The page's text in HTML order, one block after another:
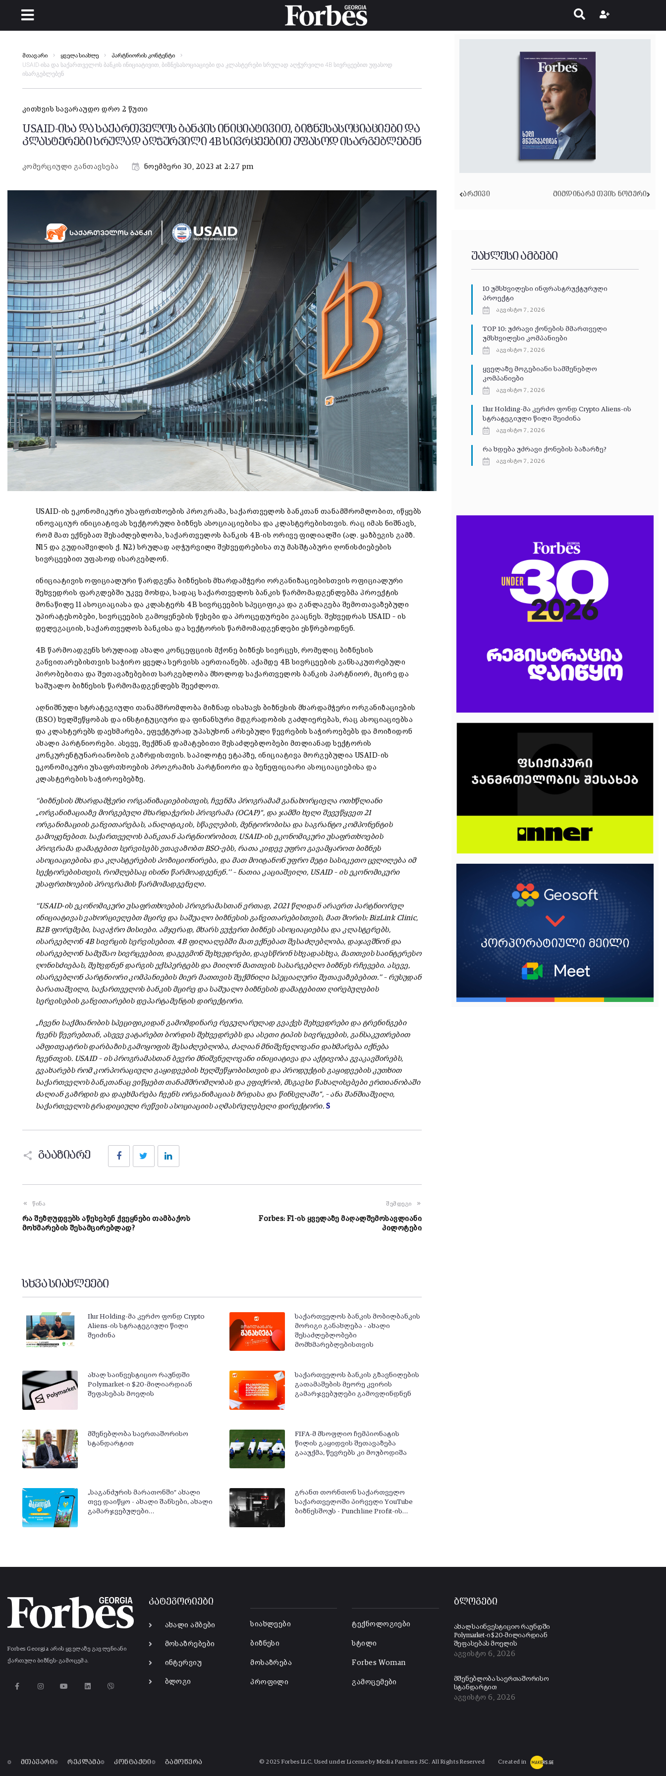
მთავარი ყველა სიახლე პარტნიორის კონტენტი
USAID-ისა და საქართველოს ბანკის ინიციატივით, ბიზნესასოციაციები და კლასტერები სრულად აღჭურვილი 4B სივრცეებით უფასოდ
ისარგებლებენ
კითხვის სავარაუდო დრო 2 წუთი
USAID-ისა და საქართველოს ბანკის ინიციატივით, ბიზნესასოციაციები და
კლასტერები სრულად აღჭურვილი 4B სივრცეებით უფასოდ ისარგებლებენ
კომერციული განთავსება ნოემბერი 30, 2023 at 2:27 pm
USAID-ის ეკონომიკური უსაფრთხოების პროგრამა, საქართველოს ბანკთან თანამშრომლობით, იწყებს
ინოვაციურ ინიციატივას სექტორული ბიზნეს ასოციაციებისა და კლასტერებისთვის. რაც იმას ნიშნავს,
რომ მათ ექნებათ შესაძლებლობა, საქართველოს ბანკის 4B-ის ორივე ფილიალში (ალ. ყაზბეგის გამზ.
N15 და გუდიაშვილის ქ. N2) სრულად აღჭურვილი შეხვედრებისა თუ მასშტაბური ღონისძიებების
სივრცეებით უფასოდ ისარგებლონ.
ინიციატივის ოფიციალური წარდგენა ბიზნესის მხარდამჭერი ორგანიზაციებისთვის ოფიციალური
შეხვედრის ფარგლებში უკვე მოხდა, სადაც საქართველოს ბანკის წარმომადგენლებმა პროექტის
მონაწილე 11 ასოციაციასა და კლასტერს 4B სივრცეების სპეციფიკა და განლაგება შემოთავაზებული
უპირატესობები, სივრცეების გამოყენების წესები და პროცედურები გააცნეს. შეხვედრას USAID – ის
დელეგაციის, საქართველოს ბანკისა და სექტორის წარმომადგენლები ესწრებოდნენ.
4B წარმოადგენს სრულიად ახალი კონცეფციის მქონე ბიზნეს სივრცეს, რომელიც ბიზნესის
განვითარებისთვის საჭირო ყველა სერვისს აერთიანებს. აქამდე 4B სივრცეების განსაკუთრებული
პირობებითა და შეთავაზებებით სარგებლობა მხოლოდ საქართველოს ბანკის პარტნიორ, მცირე და
საშუალო ბიზნესის წარმომადგენლებს შეეძლოთ.
აღნიშნული სტრატეგიული თანამშრომლობა მიზნად ისახავს ბიზნესის მხარდამჭერი ორგანიზაციების
(BSO) ხელშეწყობას და ინსტიტუციური და ფინანსური მდგრადობის გაძლიერებას, რაც ასოციაციებსა
და კლასტერებს დაეხმარება, ეფექტურად უპასუხონ არსებული წევრების საჭიროებებს და მოიზიდონ
ახალი პარტნიორები. ასევე, შექმნან დამატებითი შესაძლებლობები მთლიანად სექტორის
კონკურენტუნარიანობის გაზრდისთვის. საპილოტე ეტაპზე, ინიციატივა მორგებულია USAID-ის
ეკონომიკური უსაფრთხოების პროგრამის პარტნიორი და ბენეფიციარი ასოციაციებისა და
კლასტერების საჭიროებებზე.
‘’ბიზნესის მხარდამჭერი ორგანიზაციებისთვის, ჩვენმა პროგრამამ განახორციელა ოთხწლიანი
„ორგანიზაციაზე მორგებული მხარდაჭერის პროგრამა (OCAP)“, და ჯამში ხელი შევუწყვეთ 21
ორგანიზაციის განვითარებას, ანალიტიკის, სწავლების, მენტორობისა და საგრანტო კომპონენტის
გამოყენებით. საქართველოს ბანკთან პარტნიორობით, USAID-ის ეკონომიკური უსაფრთხოების
პროგრამა დამატებით სერვისებს ვთავაზობთ BSO-ებს, რათა კიდევ უფრო გავამყაროთ ბიზნეს
ასოციაციებისა და კლასტერების პოზიციონირება, და მათ მოიტანონ უფრო მეტი სასიკეთო ცვლილება იმ
სექტორებისთვის, რომლებსაც ისინი წარმოადგენენ.’’ – ნათია კაციაშვილი, USAID – ის ეკონომიკური
უსაფრთხოების პროგრამის წარმომადგენელი.
‘‘USAID-ის ეკონომიკური უსაფრთხოების პროგრამასთან ერთად, 2021 წლიდან არაერთ პარტნიორულ
ინიციატივას ვახორციელებთ მცირე და საშუალო ბიზნესის განვითარებისთვის, მათ შორის: BizLink Clinic,
B2B ფორუმები, სავაჭრო მისიები. ამჯერად, მხარს ვუჭერთ ბიზნეს ასოციაციებსა და კლასტერებს,
ისარგებლონ 4B სივრცის სერვისებით. 4B ფილიალებში მათ ექნებათ შესაძლებლობა, დაჯავშნონ და
ისარგებლონ სამუშაო სივრცეებით, დაგეგმონ შეხვედრები, დაესწრონ სხვადასხვა, მათთვის საინტერესო
ღონისძიებას, შეხვდნენ დარგის ექსპერტებს და მიიღონ მათთვის სასარგებლო ბიზნეს რჩევები. ასევე,
ისარგებლონ პარტნიორი კომპანიების მიერ მათთვის შექმნილი სპეციალური შეთავაზებებით.’’ – რუსუდან
ბარათაშვილი, საქართველოს ბანკის მცირე და საშუალო ბიზნესის დამატებითი ღირებულების
სერვისების განვითარების დეპარტამენტის დირექტორი.
„ჩვენი საქმიანობის სპეციფიკიდან გამომდინარე რეგულარულად გვაქვს შეხვედრები და ტრენინგები
ჩვენს წევრებთან, ასევე ვატარებთ ბორდის შეხვედრებს და ასეთი ტიპის სივრცეების, განსაკუთრებით
ამფითეატრის დარბაზის გამოყოფის შესაძლებლობა, ძალიან მნიშვნელოვანი დახმარება იქნება
ჩვენთვის. USAID – ის პროგრამასთან ბევრი მნიშვნელოვანი ინიციატივა და აქტივობა გვაკავშირებს,
გვახარებს რომ კორპორაციული გაყიდვების ხელშეწყობისთვის და პროდუქტის გაყიდვების კუთხით
საქართველოს ბანკთანაც ვიწყებთ თანამშრომლობას და ვფიქრობ, მსგავსი წახალისებები ერთიანობაში
ძალიან გაზრდის და დაეხმარება ჩვენს ორგანიზაციას ზრდასა და წინსვლაში“, – ანა შანშიაშვილი,
საქართველოს ტრადიციული რეწვის ასოციაციის აღმასრულებელი დირექტორი. S
გააზიარე
FacebookTwitter
წინა
რა შეზღუდვებს აწესებენ ქვეყნები თამბაქოს
მოხმარების შესამცირებლად?
შემდეგი
Forbes: F1-ის ყველაზე მაღალშემოსავლიანი
პილოტები
სხვა სიახლეები
Ilur Holding-მა კერძო ფონდ Crypto
Aliens-ის სტრატეგიული წილი
შეიძინა
საქართველოს ბანკის მობილბანკის
მორიგი განახლება - ახალი
შესაძლებლობები
მომხმარებლებისთვის
ახალ საინვესტიციო რაუნდში
Polymarket-ი $20-მილიარდიან
შეფასებას მოელის
საქართველოს ბანკის გზავნილების
გათამაშების მეორე კვირის
გამარჯვებულები გამოვლინდნენ
მშენებლობა საერთაშორისო
სტანდარტით
FIFA-მ მსოფლიო ჩემპიონატის
წილის გაყიდვის შეთავაზება
გააუქმა, წევრებს კი მოუბოდიშა
„საგანძურის მარათონში“ ახალი
თვე დაიწყო - ახალი შანსები, ახალი
გამარჯვებულები…
გრანთ თორნთონ საქართველო
საქართველოში პირველი YouTube
ბიზნესშოუს - Punchline Profit-ის…
ᲐᲠᲥᲘᲕᲘ ᲛᲘᲛᲓᲘᲜᲐᲠᲔ ᲗᲕᲘᲡ ᲜᲝᲛᲔᲠᲘ
უახლესი ამბები
10 უმსხვილესი ინფრასტრუქტურული
პროექტი
აგვისტო 7, 2026
TOP 10: უძრავი ქონების მმართველი
უმსხვილესი კომპანიები
აგვისტო 7, 2026
ყველაზე მოგებიანი სამშენებლო
კომპანიები
აგვისტო 7, 2026
Ilur Holding-მა კერძო ფონდ Crypto Aliens-ის
სტრატეგიული წილი შეიძინა
აგვისტო 7, 2026
რა ხდება უძრავი ქონების ბაზარზე?
აგვისტო 7, 2026
Forbes Georgia არის ყველაზე გავლენიანი
ქართული ბიზნეს-გამოცემა.
კატეგორიები
ახალი ამბები
მოსაზრებები
ინტერვიუ
ბლოგი
სიახლეები
ბიზნესი
მოსაზრება
პროფილი
ტექნოლოგიები
სტილი
Forbes Woman
გამოცემები
ბლოგები
ახალ საინვესტიციო რაუნდში
Polymarket-ი $20-მილიარდიან
შეფასებას მოელის
აგვისტო 6, 2026
მშენებლობა საერთაშორისო
სტანდარტით
აგვისტო 6, 2026
მთავარი რეკლამა კონტაქტი გამოწერა © 2025 Forbes LLC, Used under License by Media Partners JSC. All Rights Reserved Created in